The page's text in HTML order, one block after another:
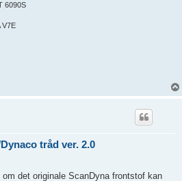
6090S
V7E
tråd ver. 2.0
det originale ScanDyna frontstof kan